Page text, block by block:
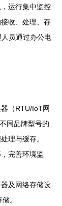
运行集中监控
收、处理、存
员通过办公电
（RTU/IoT网
同品牌型号的
理与缓存。
完善环境监
及网络存储设
。